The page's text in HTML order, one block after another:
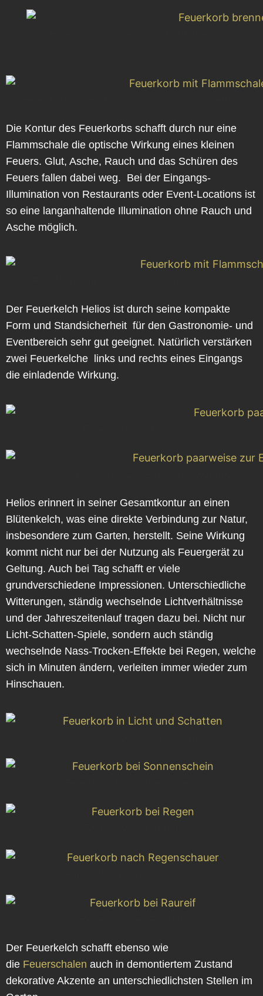
Die Kontur des Feuerkorbs schafft durch nur eine
Flammschale die optische Wirkung eines kleinen
Feuers. Glut, Asche, Rauch und das Schüren des
Feuers fallen dabei weg. Bei der Eingangs-
Illumination von Restaurants oder Event-Locations ist
so eine langanhaltende Illumination ohne Rauch und
Asche möglich.
Der Feuerkelch Helios ist durch seine kompakte
Form und Standsicherheit für den Gastronomie- und
Eventbereich sehr gut geeignet. Natürlich verstärken
zwei Feuerkelche links und rechts eines Eingangs
die einladende Wirkung.
Helios erinnert in seiner Gesamtkontur an einen
Blütenkelch, was eine direkte Verbindung zur Natur,
insbesondere zum Garten, herstellt. Seine Wirkung
kommt nicht nur bei der Nutzung als Feuergerät zu
Geltung. Auch bei Tag schafft er viele
grundverschiedene Impressionen. Unterschiedliche
Witterungen, ständig wechselnde Lichtverhältnisse
und der Jahreszeitenlauf tragen dazu bei. Nicht nur
Licht-Schatten-Spiele, sondern auch ständig
wechselnde Nass-Trocken-Effekte bei Regen, welche
sich in Minuten ändern, verleiten immer wieder zum
Hinschauen.
Der Feuerkelch schafft ebenso wie
die Feuerschalen auch in demontiertem Zustand
dekorative Akzente an unterschiedlichsten Stellen im